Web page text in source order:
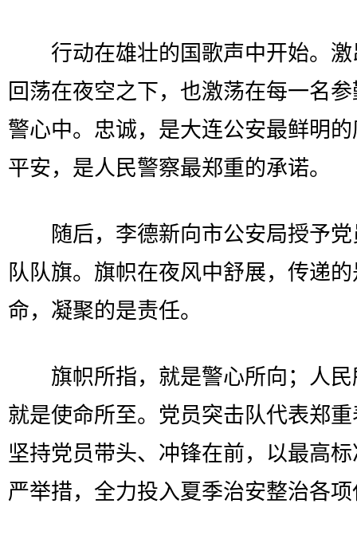
行动在雄壮的国歌声中开始。激
回荡在夜空之下，也激荡在每一名
警心中。忠诚，是大连公安最鲜明
平安，是人民警察最郑重的承诺。
随后，李德新向市公安局授予党
队队旗。旗帜在夜风中舒展，传递
命，凝聚的是责任。
旗帜所指，就是警心所向；人民
就是使命所至。党员突击队代表郑
坚持党员带头、冲锋在前，以最高
严举措，全力投入夏季治安整治各